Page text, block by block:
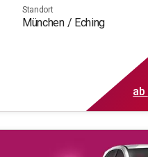
Standort
München / Eching
ab